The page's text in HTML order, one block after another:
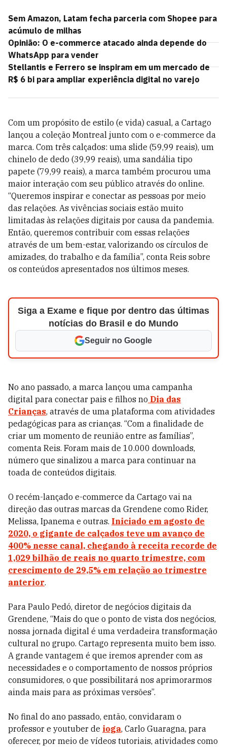
Sem Amazon, Latam fecha parceria com Shopee para
acúmulo de milhas
Opinião: O e-commerce atacado ainda depende do
WhatsApp para vender
Stellantis e Ferrero se inspiram em um mercado de
R$ 6 bi para ampliar experiência digital no varejo
Com um propósito de estilo (e vida) casual, a Cartago
lançou a coleção Montreal junto com o e-commerce da
marca. Com três calçados: uma slide (59,99 reais), um
chinelo de dedo (39,99 reais), uma sandália tipo
papete (79,99 reais), a marca também procurou uma
maior interação com seu público através do online.
“Queremos inspirar e conectar as pessoas por meio
das relações. As vivências sociais estão muito
limitadas às relações digitais por causa da pandemia.
Então, queremos contribuir com essas relações
através de um bem-estar, valorizando os círculos de
amizades, do trabalho e da família”, conta Reis sobre
os conteúdos apresentados nos últimos meses.
Siga a Exame e fique por dentro das últimas
notícias do Brasil e do Mundo
Seguir no Google
No ano passado, a marca lançou uma campanha
digital para conectar pais e filhos no Dia das
Crianças, através de uma plataforma com atividades
pedagógicas para as crianças. “Com a finalidade de
criar um momento de reunião entre as famílias”,
comenta Reis. Foram mais de 10.000 downloads,
número que sinalizou a marca para continuar na
toada de conteúdos digitais.
O recém-lançado e-commerce da Cartago vai na
direção das outras marcas da Grendene como Rider,
Melissa, Ipanema e outras. Iniciado em agosto de
2020, o gigante de calçados teve um avanço de
400% nesse canal, chegando à receita recorde de
1,029 bilhão de reais no quarto trimestre, com
crescimento de 29,5% em relação ao trimestre
anterior.
Para Paulo Pedó, diretor de negócios digitais da
Grendene, “Mais do que o ponto de vista dos negócios,
nossa jornada digital é uma verdadeira transformação
cultural no grupo. Cartago representa muito bem isso.
A grande vantagem é que iremos aprender com as
necessidades e o comportamento de nossos próprios
consumidores, o que possibilitará nos aprimorarmos
ainda mais para as próximas versões”.
No final do ano passado, então, convidaram o
professor e youtuber de ioga, Carlo Guaragna, para
oferecer, por meio de vídeos tutoriais, atividades como